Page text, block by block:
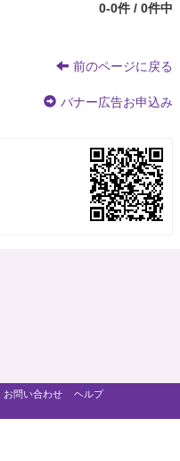
0-0件 / 0件中
前のページに戻る
バナー広告お申込み
お問い合わせ
ヘルプ